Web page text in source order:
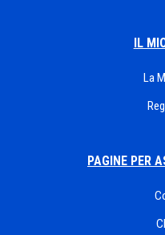
IL
La
PAGINE PER